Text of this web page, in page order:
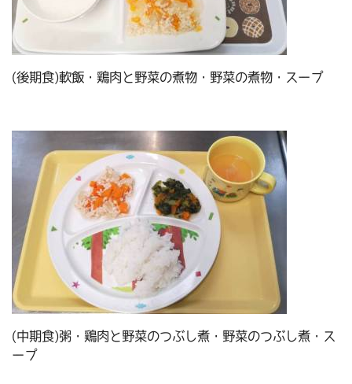
(後期食)軟飯・鶏肉と野菜の煮物・野菜の煮物・スープ
(中期食)粥・鶏肉と野菜のつぶし煮・野菜のつぶし煮・ス
ープ